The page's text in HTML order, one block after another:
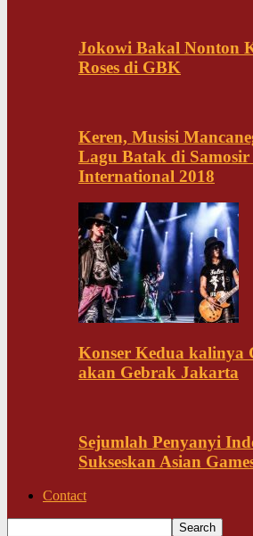
Jokowi Bakal Nonton
Roses di GBK
Keren, Musisi
Lagu Batak di Samosir
International 2018
Konser Kedua kalinya
akan Gebrak Jakarta
Sejumlah Penyanyi
Sukseskan Asian
Contact